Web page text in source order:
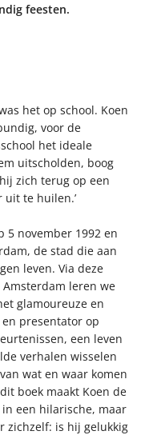
feesten.
het op school. Koen
voor de
het ideale
uitscholden, boog
zich terug op een
uit te huilen.’
5 november 1992 en
de stad die aan
leven. Via deze
leren we
glamoureuze en
presentator op
een leven
verhalen wisselen
wat en waar komen
boek maakt Koen de
een hilarische, maar
zichzelf: is hij gelukkig